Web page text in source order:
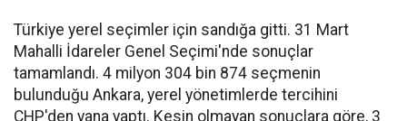
Türkiye yerel seçimler için sandığa gitti. 31 Mart
Mahalli İdareler Genel Seçimi'nde sonuçlar
tamamlandı. 4 milyon 304 bin 874 seçmenin
bulunduğu Ankara, yerel yönetimlerde tercihini
CHP'den yana yaptı. Kesin olmayan sonuçlara göre, 3